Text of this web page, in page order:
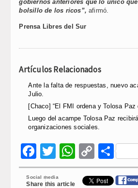
gobiernos anteriores que lo único
bolsillo de los ricos”, afirmó.
Prensa Libres del Sur
Artículos Relacionados
Ante la falta de respuestas, nuevo
Julio.
[Chaco] “El FMI ordena y Tolosa Paz
Luego del acampe Tolosa Paz
organizaciones sociales.
Facebook
TwitterCopy
Link
Social media
Share this article